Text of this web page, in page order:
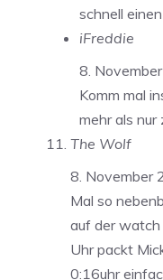
schnell
iFreddie
8.
Komm mal
mehr als
The Wolf
8. November
Mal so
auf der
Uhr packt
0:16uhr